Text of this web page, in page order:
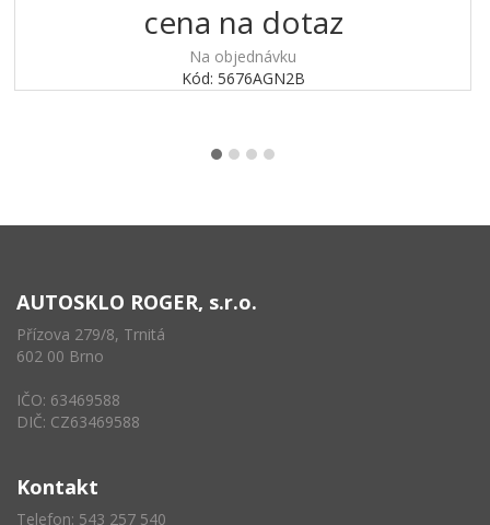
cena na dotaz
Na objednávku
Kód: 5676AGN2B
AUTOSKLO ROGER, s.r.o.
Přízova 279/8, Trnitá
602 00 Brno
IČO: 63469588
DIČ: CZ63469588
Kontakt
Telefon: 543 257 540